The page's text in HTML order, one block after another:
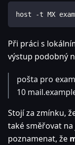
host -t MX
Při práci s
výstup podobný
pošta pro
10
Stojí za zmínku,
také směřovat na
poznamenat, že